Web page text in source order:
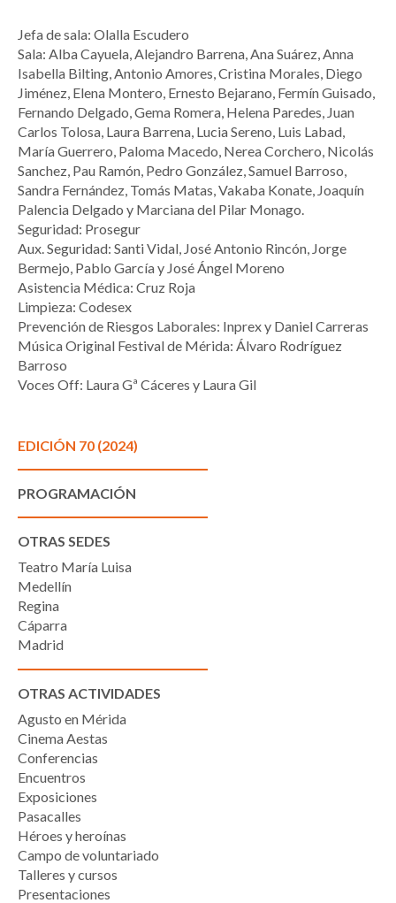
Jefa de sala: Olalla Escudero
Sala: Alba Cayuela, Alejandro Barrena, Ana Suárez, Anna
Isabella Bilting, Antonio Amores, Cristina Morales, Diego
Jiménez, Elena Montero, Ernesto Bejarano, Fermín Guisado,
Fernando Delgado, Gema Romera, Helena Paredes, Juan
Carlos Tolosa, Laura Barrena, Lucia Sereno, Luis Labad,
María Guerrero, Paloma Macedo, Nerea Corchero, Nicolás
Sanchez, Pau Ramón, Pedro González, Samuel Barroso,
Sandra Fernández, Tomás Matas, Vakaba Konate, Joaquín
Palencia Delgado y Marciana del Pilar Monago.
Seguridad: Prosegur
Aux. Seguridad: Santi Vidal, José Antonio Rincón, Jorge
Bermejo, Pablo García y José Ángel Moreno
Asistencia Médica: Cruz Roja
Limpieza: Codesex
Prevención de Riesgos Laborales: Inprex y Daniel Carreras
Música Original Festival de Mérida: Álvaro Rodríguez
Barroso
Voces Off: Laura Gª Cáceres y Laura Gil
EDICIÓN 70 (2024)
PROGRAMACIÓN
OTRAS SEDES
Teatro María Luisa
Medellín
Regina
Cáparra
Madrid
OTRAS ACTIVIDADES
Agusto en Mérida
Cinema Aestas
Conferencias
Encuentros
Exposiciones
Pasacalles
Héroes y heroínas
Campo de voluntariado
Talleres y cursos
Presentaciones